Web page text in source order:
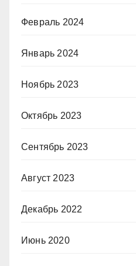
Февраль 2024
Январь 2024
Ноябрь 2023
Октябрь 2023
Сентябрь 2023
Август 2023
Декабрь 2022
Июнь 2020